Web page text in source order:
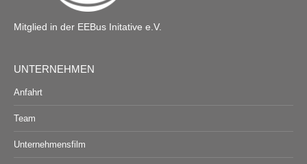
Mitglied in der EEBus Initative e.V.
UNTERNEHMEN
Anfahrt
Team
Unternehmensfilm